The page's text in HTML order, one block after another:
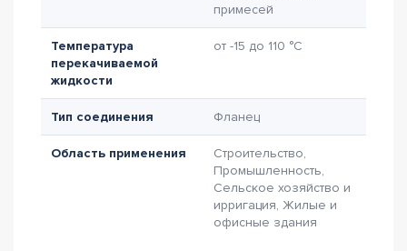
примесей
Температура
перекачиваемой
жидкости
от -15 до 110 °C
Тип соединения Фланец
Область применения
Строительство,
Промышленность,
Сельское хозяйство и
ирригация, Жилые и
офисные здания